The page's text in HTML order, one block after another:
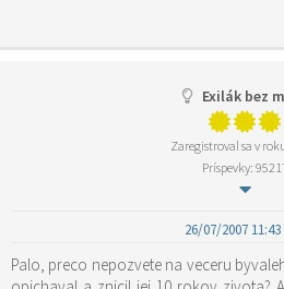
Exilák bez
Zaregistroval sa v
Príspevky:
26/07/2007 11:43
Palo, preco nepozvete na veceru